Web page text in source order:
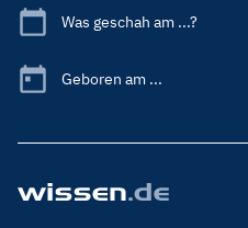
Was geschah am ...?
Geboren am ...